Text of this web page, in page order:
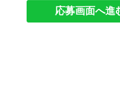
応募画面へ進